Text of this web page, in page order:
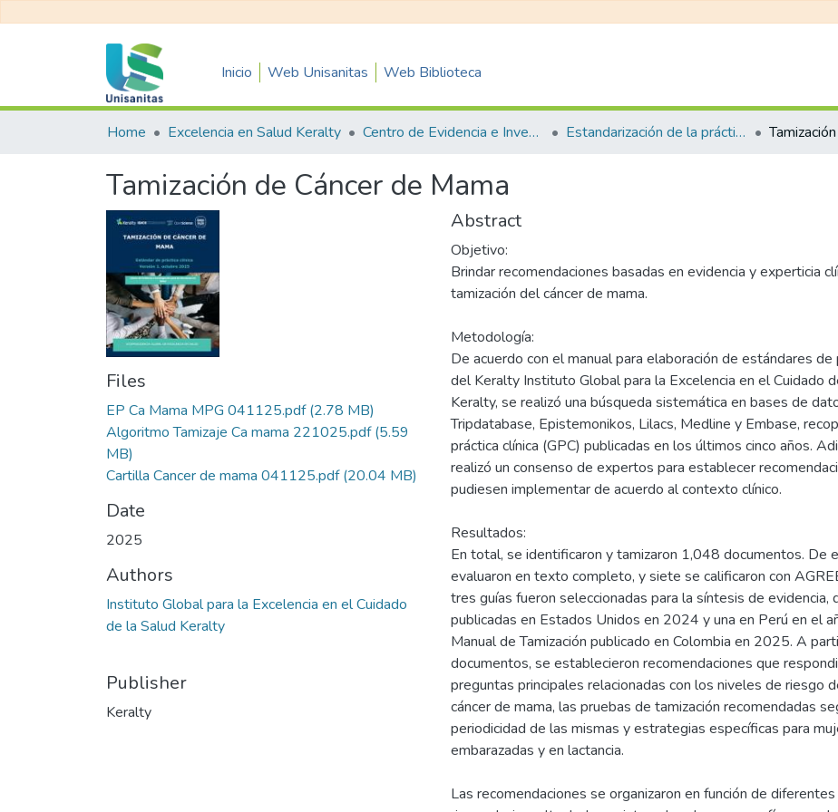
Inicio Web Unisanitas Web Biblioteca
Home Excelencia en Salud Keralty Centro de Evidencia e Investigación para las Decisiones en Salud – CEIDS Estandarización de la práctica clínica
Tamización de Cáncer de Mama
Files
EP Ca Mama MPG 041125.pdf(2.78 MB)
Algoritmo Tamizaje Ca mama 221025.pdf(5.59
MB)
Cartilla Cancer de mama 041125.pdf(20.04 MB)
Date
2025
Authors
Instituto Global para la Excelencia en el Cuidado
de la Salud Keralty
Publisher
Keralty
Abstract
Objetivo:
Brindar recomendaciones basadas en evidencia y experticia
tamización del cáncer de mama.
Metodología:
De acuerdo con el manual para elaboración de estándares de
del Keralty Instituto Global para la Excelencia en el Cuidado
Keralty, se realizó una búsqueda sistemática en bases de
Tripdatabase, Epistemonikos, Lilacs, Medline y Embase,
práctica clínica (GPC) publicadas en los últimos cinco años.
realizó un consenso de expertos para establecer
pudiesen implementar de acuerdo al contexto clínico.
Resultados:
En total, se identificaron y tamizaron 1,048 documentos. De
evaluaron en texto completo, y siete se calificaron con
tres guías fueron seleccionadas para la síntesis de evidencia,
publicadas en Estados Unidos en 2024 y una en Perú en el
Manual de Tamización publicado en Colombia en 2025. A
documentos, se establecieron recomendaciones que
preguntas principales relacionadas con los niveles de riesgo
cáncer de mama, las pruebas de tamización recomendadas
periodicidad de las mismas y estrategias específicas para
embarazadas y en lactancia.
Las recomendaciones se organizaron en función de